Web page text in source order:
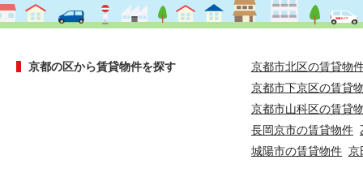
京都の区から賃貸物件を探す
京都市北区の賃貸物
京都市下京区の賃貸
京都市山科区の賃貸
長岡京市の賃貸物件
城陽市の賃貸物件 京